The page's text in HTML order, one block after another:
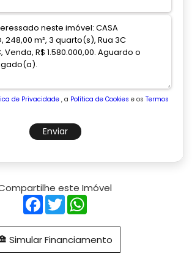
de Privacidade , a Política de Cookies e os Termos
Enviar
este Imóvel
Facebook
Twitter
Simular Financiamento